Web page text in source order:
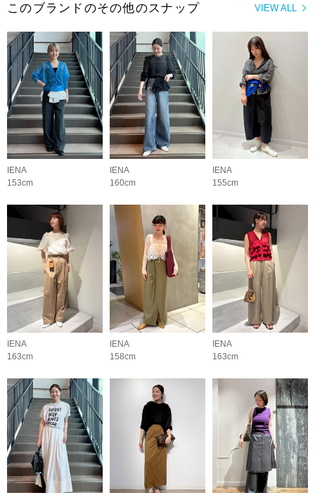
VIEW ALL
このブランドのその他のスナップ
IENA
153cm
IENA
160cm
IENA
155cm
IENA
163cm
IENA
158cm
IENA
163cm